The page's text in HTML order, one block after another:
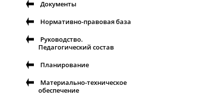
Документы
Нормативно-правовая база
Руководство.
Педагогический состав
Планирование
Материально-техническое
обеспечение